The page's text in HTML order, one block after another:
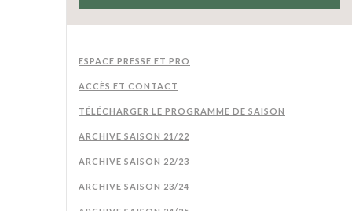
ESPACE PRESSE ET PRO
ACCÈS ET CONTACT
TÉLÉCHARGER LE PROGRAMME DE SAISON
ARCHIVE SAISON 21/22
ARCHIVE SAISON 22/23
ARCHIVE SAISON 23/24